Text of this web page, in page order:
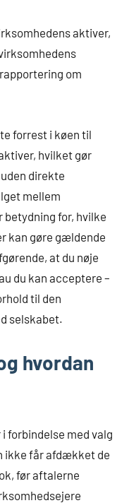
aktiver,
om
forrest i køen til
hvilket gør
direkte
mellem
for, hvilke
kan gøre gældende
at du nøje
du kan acceptere –
til den
selskabet.
hvordan
forbindelse med valg
ikke får afdækket de
før aftalerne